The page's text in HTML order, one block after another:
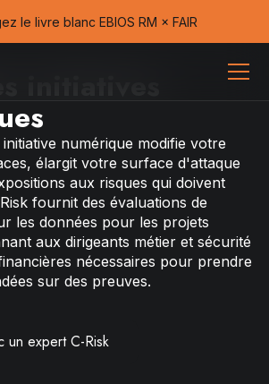
le livre blanc EBIOS RM × FAIR
initiatives
numérique modifie votre
élargit votre surface d'attaque
aux risques qui doivent
fournit des évaluations de
les données pour les projets
aux dirigeants métier et sécurité
nécessaires pour prendre
sur des preuves.
un expert C-Risk